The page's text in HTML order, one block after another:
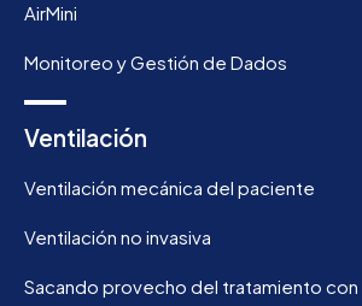
AirMini
Monitoreo y Gestión de Dados
Ventilación
Ventilación mecánica del paciente
Ventilación no invasiva
Sacando provecho del tratamiento con